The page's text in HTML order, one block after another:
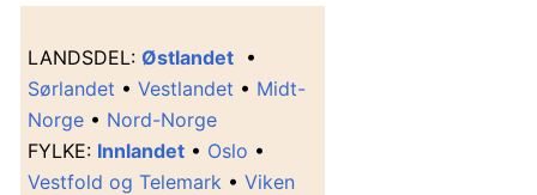
LANDSDEL: Østlandet •
Sørlandet • Vestlandet • Midt-
Norge • Nord-Norge
FYLKE: Innlandet • Oslo •
Vestfold og Telemark • Viken